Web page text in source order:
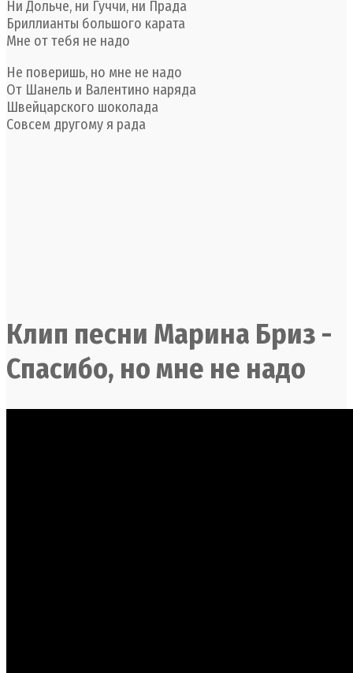
Ни Дольче, ни Гуччи, ни Прада
Бриллианты большого карата
Мне от тебя не надо
Не поверишь, но мне не надо
От Шанель и Валентино наряда
Швейцарского шоколада
Совсем другому я рада
Клип песни Марина Бриз -
Спасибо, но мне не надо